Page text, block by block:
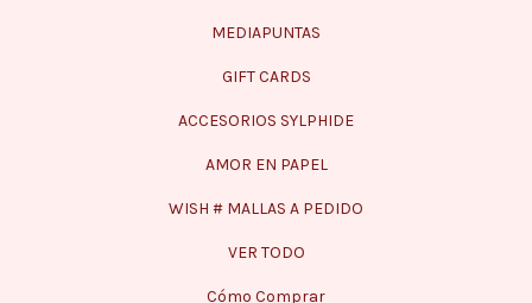
MEDIAPUNTAS
GIFT CARDS
ACCESORIOS SYLPHIDE
AMOR EN PAPEL
WISH # MALLAS A PEDIDO
VER TODO
Cómo Comprar